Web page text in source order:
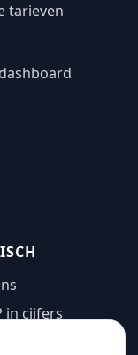
tarieven
in cijfers